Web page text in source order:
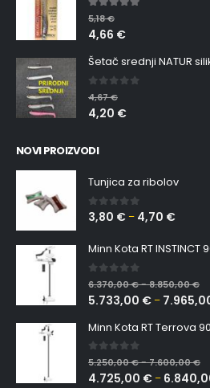
5.00out of 5
5,18€
4,66 €
0 out of 5
4,67€
4,20 €
NOVI PROIZVODI
Tunjica za ribolov
0 out of 5
3,80 € – 4,70 €
Minn Kota RT INSTINCT
0 out of 5
6.370,00€–8.850,00€
5.733,00 € –
Minn Kota RT Terrova
0 out of 5
5.250,00€–7.600,00€
4.725,00 € –